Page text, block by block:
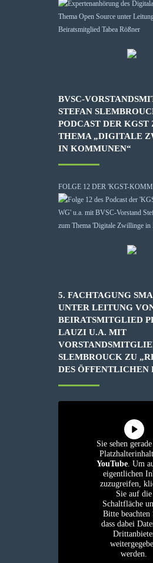
BVSC-
STEFAN
PODCAST DER KGST
THEMA „DIGITALE
IN KOMMUNEN“
FOLGE 12 DER 'KGST-
5. FACHTAGUNG
UNTER LEITUNG
BEIRATSMITGLIED
LAUZI U.A. MIT
SLEMBROUCK ZU
DES ÖFFENTLICHEN
Sie sehen
YouTube. Um
eigentlichen
zuzugreifen,
Sie auf die
Schaltfläche
Bitte beachten
dass dabei
werden.